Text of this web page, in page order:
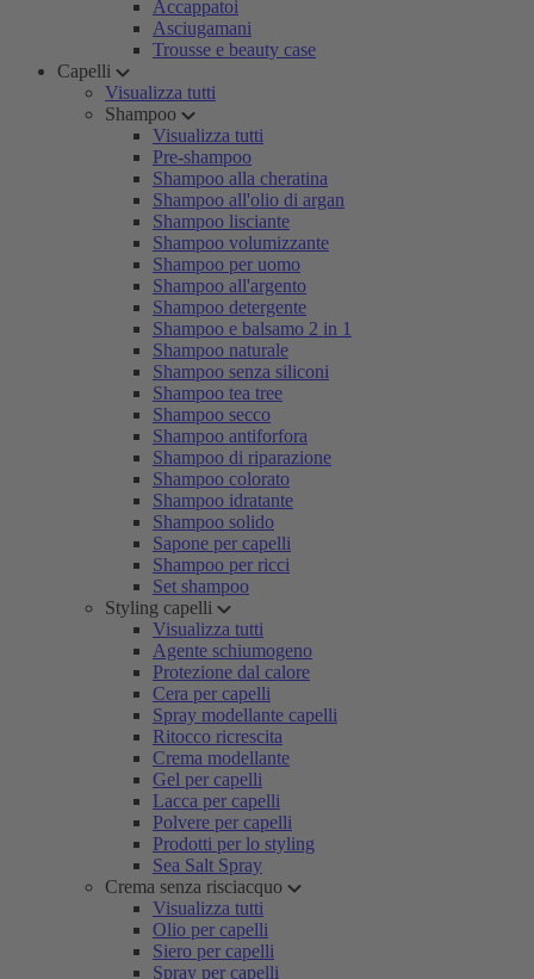
Accappatoi
Asciugamani
Trousse e beauty case
Capelli
Visualizza tutti
Shampoo
Visualizza tutti
Pre-shampoo
Shampoo alla cheratina
Shampoo all'olio di argan
Shampoo lisciante
Shampoo volumizzante
Shampoo per uomo
Shampoo all'argento
Shampoo detergente
Shampoo e balsamo 2 in 1
Shampoo naturale
Shampoo senza siliconi
Shampoo tea tree
Shampoo secco
Shampoo antiforfora
Shampoo di riparazione
Shampoo colorato
Shampoo idratante
Shampoo solido
Sapone per capelli
Shampoo per ricci
Set shampoo
Styling capelli
Visualizza tutti
Agente schiumogeno
Protezione dal calore
Cera per capelli
Spray modellante capelli
Ritocco ricrescita
Crema modellante
Gel per capelli
Lacca per capelli
Polvere per capelli
Prodotti per lo styling
Sea Salt Spray
Crema senza risciacquo
Visualizza tutti
Olio per capelli
Siero per capelli
Spray per capelli